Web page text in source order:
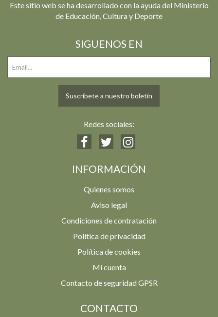
Este sitio web se ha desarrollado con la ayuda del Ministerio
de Educación, Cultura y Deporte
SIGUENOS EN
Suscríbete a nuestro boletín
Redes sociales:
INFORMACIÓN
Quienes somos
Aviso legal
Condiciones de contratación
Política de privacidad
Política de cookies
Mi cuenta
Contacto de seguridad GPSR
CONTACTO